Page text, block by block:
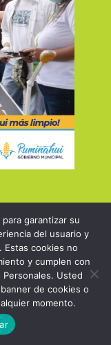
garantizar su
del usuario y
Estas cookies no
y cumplen con
Personales. Usted
de cookies o
momento.